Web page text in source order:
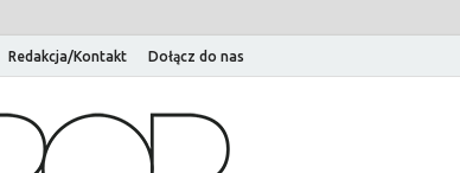
Redakcja/Kontakt Dołącz do nas